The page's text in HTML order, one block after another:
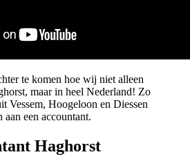
te komen hoe wij niet alleen
maar in heel Nederland! Zo
Vessem, Hoogeloon en Diessen
een accountant.
Haghorst